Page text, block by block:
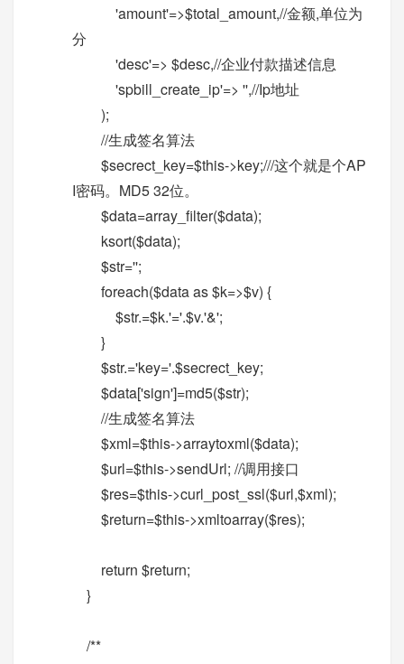
'amount'=>$total_amount,//金额,单位为
分
'desc'=> $desc,//企业付款描述信息
'spbill_create_ip'=> '',//Ip地址
);
//生成签名算法
$secrect_key=$this->key;///这个就是个AP
I密码。MD5 32位。
$data=array_filter($data);
ksort($data);
$str='';
foreach($data as $k=>$v) {
$str.=$k.'='.$v.'&';
}
$str.='key='.$secrect_key;
$data['sign']=md5($str);
//生成签名算法
$xml=$this->arraytoxml($data);
$url=$this->sendUrl; //调用接口
$res=$this->curl_post_ssl($url,$xml);
$return=$this->xmltoarray($res);
return $return;
}
/**